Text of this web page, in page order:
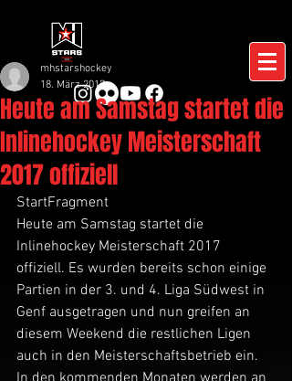
Heute am Samstag startet die
Inlinehockey Meisterschaft
2017 offiziell
mhstarshockey
18. März 2017
StartFragment
Heute am Samstag startet die
Inlinehockey Meisterschaft 2017
offiziell. Es wurden bereits schon einige
Partien in der 3. und 4. Liga Südwest in
Genf ausgetragen und nun greifen an
diesem Weekend die restlichen Ligen
auch in den Meisterschaftsbetrieb ein.